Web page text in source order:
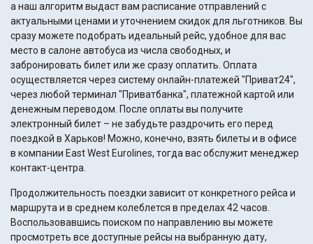
а наш алгоритм выдаст вам расписание отправлений с
актуальными ценами и уточнением скидок для льготников. Вы
сразу можете подобрать идеальный рейс, удобное для вас
место в салоне автобуса из числа свободных, и
забронировать билет или же сразу оплатить. Оплата
осуществляется через систему онлайн-платежей "Приват24",
через любой терминал "Приватбанка", платежной картой или
денежным переводом. После оплаты вы получите
электронный билет – не забудьте раздрочить его перед
поездкой в Харьков! Можно, конечно, взять билеты и в офисе
в компании East West Eurolines, тогда вас обслужит менеджер
контакт-центра.
Продолжительность поездки зависит от конкретного рейса и
маршрута и в среднем колеблется в пределах 42 часов.
Воспользовавшись поиском по направлению вы можете
просмотреть все доступные рейсы на выбранную дату,